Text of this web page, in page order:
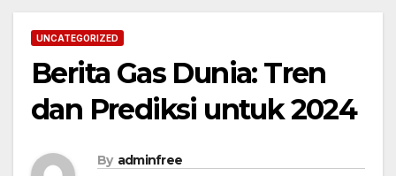
UNCATEGORIZED
Berita Gas Dunia: Tren
dan Prediksi untuk 2024
By adminfree